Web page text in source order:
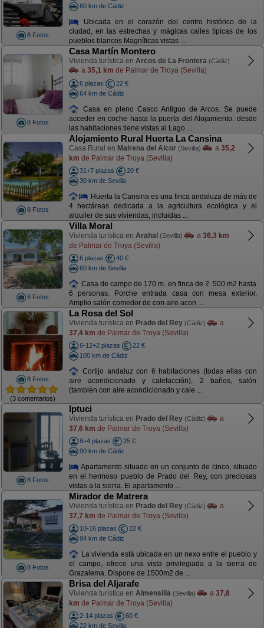
8 Fotos
60 km de Cádiz
Ubicada en el corazón del centro histórico de la
ciudad, en las estrechas y mágicas calles típicas de los
pueblos blancos Magníficas vistas ...
8 Fotos
Casa Martín Montero
Vivienda turística en Arcos de La Frontera (Cádiz)
a 35,1 km de Palmar de Troya (Sevilla)
6 plazas
22 €
64 km de Cádiz
Casa en pleno Casco Antiguo de Arcos. Se puede
acceder en coche hasta la puerta del Alojamiento. desde
las habitaciones tiene vistas al Lago ...
8 Fotos
Alojamiento Rural Huerta La Cansina
Casa Rural en Mairena del Alcor (Sevilla) a 35,2
km de Palmar de Troya (Sevilla)
31+7 plazas
20 €
30 km de Sevilla
Huerta la Cansina es una finca andaluza de más de
4 hectáreas dedicada a la agricultura ecológica y el
alquiler de sus viviendas, incluidas ...
8 Fotos
Villa Moral
Vivienda turística en Arahal (Sevilla) a 36,3 km
de Palmar de Troya (Sevilla)
6 plazas
40 €
60 km de Sevilla
Casa de campo de 170 m. en finca de 2. 500 m2 hasta
6 personas. Porche entrada casa con mesa exterior.
Amplio salón comedor de con aire acon ...
8 Fotos
(3 comentarios)
La Rosa del Sol
Vivienda turística en Prado del Rey (Cádiz)
a
37,4 km de Palmar de Troya (Sevilla)
6-12+2 plazas
22 €
100 km de Cádiz
Cortijo andaluz con 6 habitaciones (todas ellas con
aire acondicionado y calefacción), 2 baños, salón
(también con aire acondicionado y cale ...
8 Fotos
Iptuci
Vivienda turística en Prado del Rey (Cádiz)
a
37,6 km de Palmar de Troya (Sevilla)
8+4 plazas
25 €
90 km de Cádiz
Apartamento situado en un conjunto de cinco, situado
en el hermoso pueblo de Prado del Rey, con preciosas
vistas a la sierra. El apartamento ...
8 Fotos
Mirador de Matrera
Vivienda turística en Prado del Rey (Cádiz)
a
37,7 km de Palmar de Troya (Sevilla)
10-16 plazas
22 €
94 km de Cádiz
La vivienda está ubicada en un nexo entre el pueblo y
el campo, ofrece una vista privilegiada a la sierra de
Grazalema. Dispone de 1500m2 de ...
Brisa del Aljarafe
Vivienda turística en Almensilla (Sevilla) a 37,8
km de Palmar de Troya (Sevilla)
2-14 plazas
60 €
22 km de Sevilla